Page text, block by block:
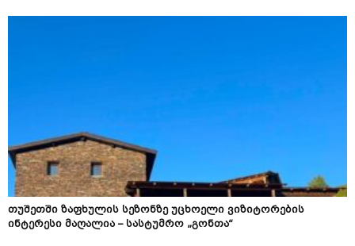
თუშეთში ზაფხულის სეზონზე უცხოელი ვიზიტორების
ინტერესი მაღალია – სასტუმრო „გონთა“